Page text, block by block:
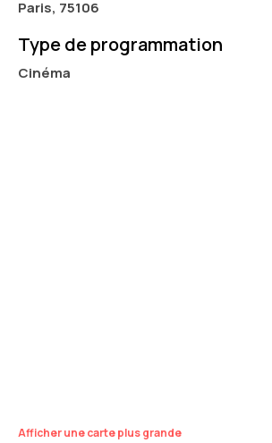
Paris, 75106
Type de programmation
Cinéma
Afficher une carte plus grande